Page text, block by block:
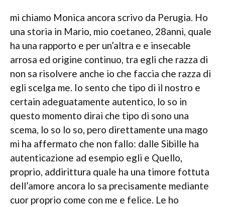
mi chiamo Monica ancora scrivo da Perugia. Ho
una storia in Mario, mio coetaneo, 28anni, quale
ha una rapporto e per un’altra e e insecable
arrosa ed origine continuo, tra egli che razza di
non sa risolvere anche io che faccia che razza di
egli scelga me. Io sento che tipo di il nostro e
certain adeguatamente autentico, lo so in
questo momento dirai che tipo di sono una
scema, lo so lo so, pero direttamente una mago
mi ha affermato che non fallo: dalle Sibille ha
autenticazione ad esempio egli e Quello,
proprio, addirittura quale ha una timore fottuta
dell’amore ancora lo sa precisamente mediante
cuor proprio come con me e felice. Le ho